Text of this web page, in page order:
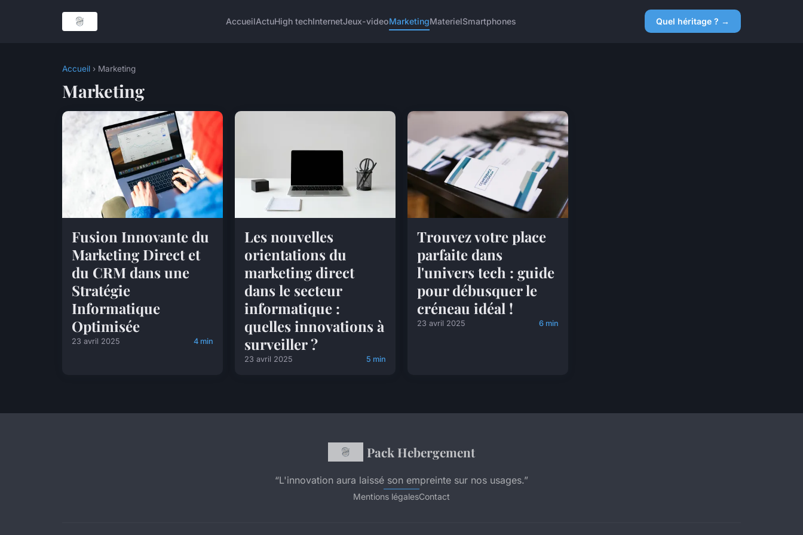
AccueilActuHigh techInternetJeux-videoMarketingMaterielSmartphones Quel héritage ? →
Accueil › Marketing
Marketing
Fusion Innovante du
Marketing Direct et
du CRM dans une
Stratégie
Informatique
Optimisée
23 avril 2025 4 min
Les nouvelles
orientations du
marketing direct
dans le secteur
informatique :
quelles innovations à
surveiller ?
23 avril 2025 5 min
Trouvez votre place
parfaite dans
l'univers tech : guide
pour débusquer le
créneau idéal !
23 avril 2025 6 min
Pack Hebergement
“L'innovation aura laissé son empreinte sur nos usages.”
Mentions légalesContact